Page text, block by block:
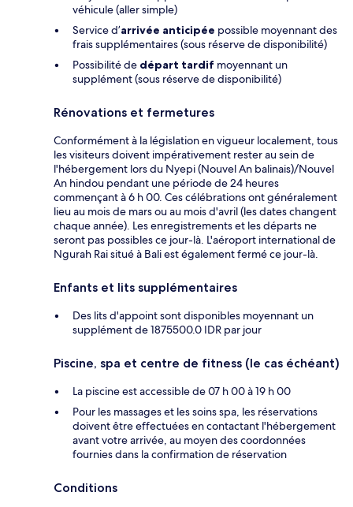
véhicule (aller simple)
Service d’arrivée anticipée possible moyennant des
frais supplémentaires (sous réserve de disponibilité)
Possibilité de départ tardif moyennant un
supplément (sous réserve de disponibilité)
Rénovations et fermetures
Conformément à la législation en vigueur localement, tous
les visiteurs doivent impérativement rester au sein de
l'hébergement lors du Nyepi (Nouvel An balinais)/Nouvel
An hindou pendant une période de 24 heures
commençant à 6 h 00. Ces célébrations ont généralement
lieu au mois de mars ou au mois d'avril (les dates changent
chaque année). Les enregistrements et les départs ne
seront pas possibles ce jour-là. L'aéroport international de
Ngurah Rai situé à Bali est également fermé ce jour-là.
Enfants et lits supplémentaires
Des lits d'appoint sont disponibles moyennant un
supplément de 1875500.0 IDR par jour
Piscine, spa et centre de fitness (le cas échéant)
La piscine est accessible de 07 h 00 à 19 h 00
Pour les massages et les soins spa, les réservations
doivent être effectuées en contactant l'hébergement
avant votre arrivée, au moyen des coordonnées
fournies dans la confirmation de réservation
Conditions